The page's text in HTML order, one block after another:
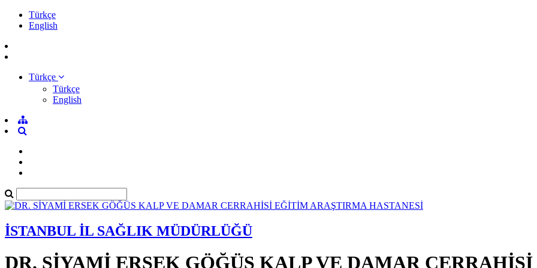
Türkçe
English
Türkçe
Türkçe
English
İSTANBUL İL SAĞLIK MÜDÜRLÜĞÜ
DR. SİYAMİ ERSEK GÖĞÜS KALP VE DAMAR